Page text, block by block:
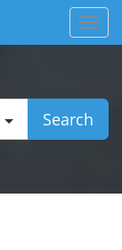
Search